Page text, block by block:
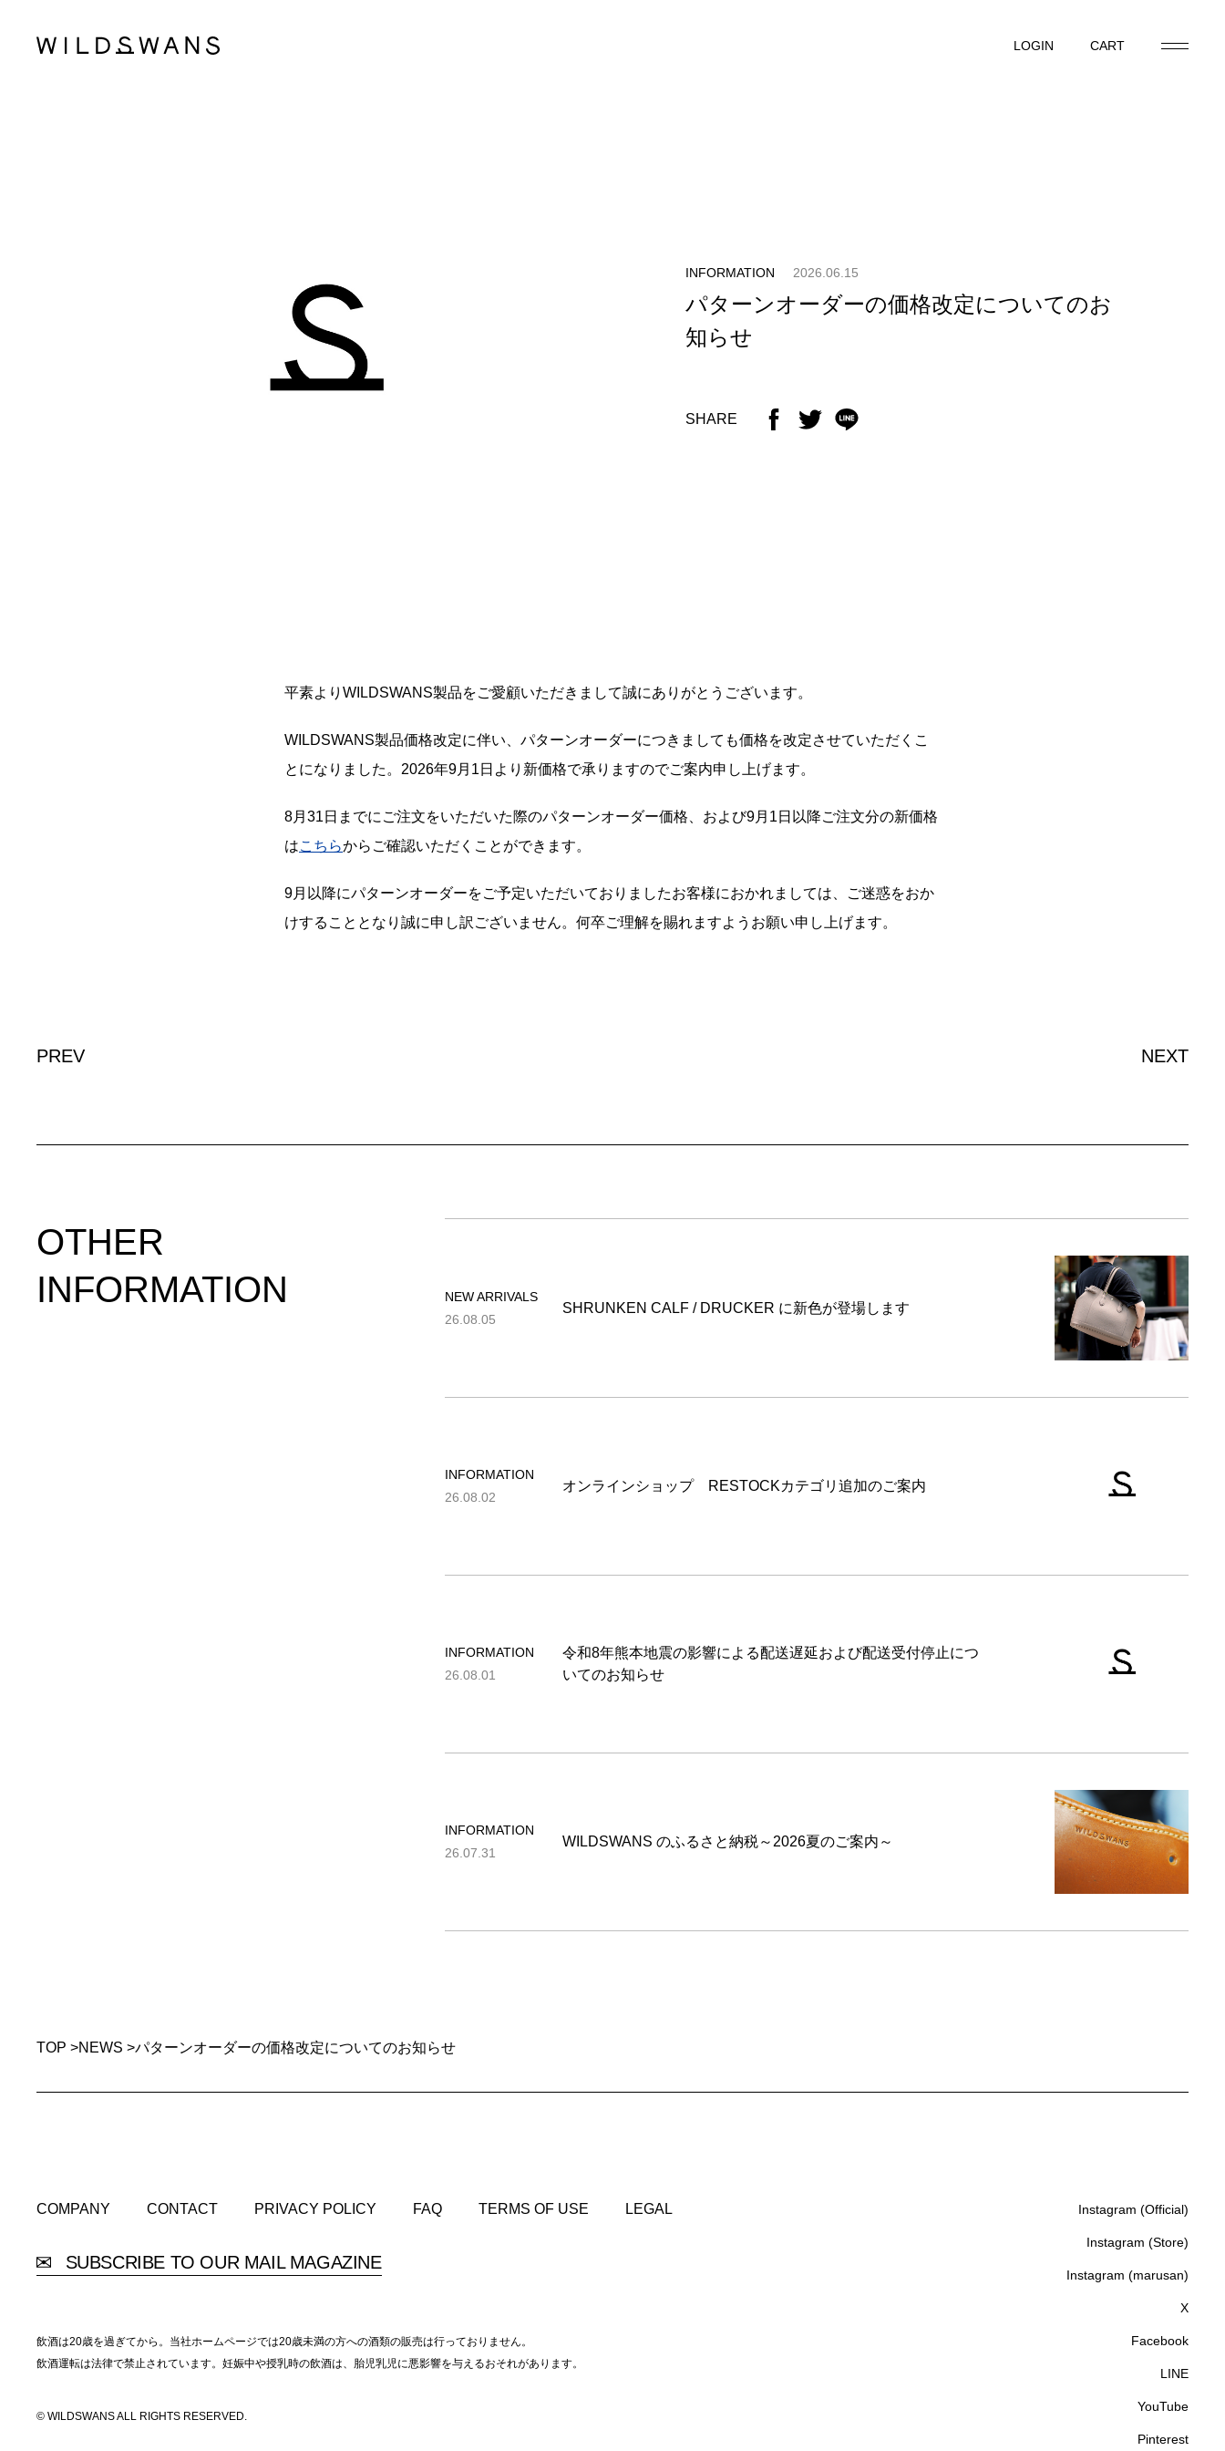
LOGIN
CART
INFORMATION 2026.06.15
パターンオーダーの価格改定についてのお
知らせ
SHARE
平素よりWILDSWANS製品をご愛顧いただきまして誠にありがとうございます。
WILDSWANS製品価格改定に伴い、パターンオーダーにつきましても価格を改定させていただくこ
とになりました。2026年9月1日より新価格で承りますのでご案内申し上げます。
8月31日までにご注文をいただいた際のパターンオーダー価格、および9月1日以降ご注文分の新価格
はこちらからご確認いただくことができます。
9月以降にパターンオーダーをご予定いただいておりましたお客様におかれましては、ご迷惑をおか
けすることとなり誠に申し訳ございません。何卒ご理解を賜れますようお願い申し上げます。
PREV NEXT
OTHER
INFORMATION
NEW ARRIVALS
26.08.05
SHRUNKEN CALF / DRUCKER に新色が登場します
INFORMATION
26.08.02
オンラインショップ RESTOCKカテゴリ追加のご案内
INFORMATION
26.08.01
令和8年熊本地震の影響による配送遅延および配送受付停止につ
いてのお知らせ
INFORMATION
26.07.31
WILDSWANS のふるさと納税～2026夏のご案内～
TOP >NEWS >パターンオーダーの価格改定についてのお知らせ
COMPANY
CONTACT
PRIVACY POLICY
FAQ
TERMS OF USE
LEGAL
Instagram (Official)
Instagram (Store)
Instagram (marusan)
X
Facebook
LINE
YouTube
Pinterest
SUBSCRIBE TO OUR MAIL MAGAZINE
飲酒は20歳を過ぎてから。当社ホームページでは20歳未満の方への酒類の販売は行っておりません。
飲酒運転は法律で禁止されています。妊娠中や授乳時の飲酒は、胎児乳児に悪影響を与えるおそれがあります。
© WILDSWANS ALL RIGHTS RESERVED.